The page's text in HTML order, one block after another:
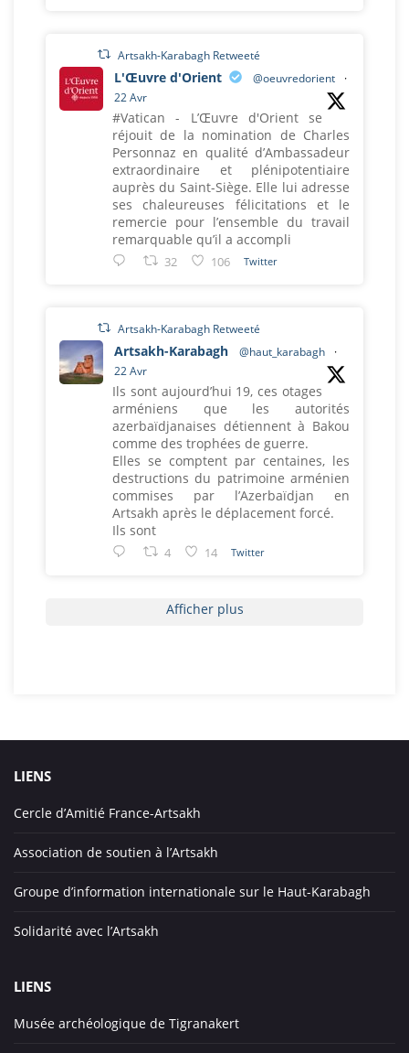
Artsakh-Karabagh Retweeté
L'Œuvre d'Orient @oeuvredorient
·
22 Avr
#Vatican - L’Œuvre d'Orient se
réjouit de la nomination de Charles
Personnaz en qualité d’Ambassadeur
extraordinaire et plénipotentiaire
auprès du Saint-Siège. Elle lui adresse
ses chaleureuses félicitations et le
remercie pour l’ensemble du travail
remarquable qu’il a accompli
32 106 Twitter
Artsakh-Karabagh Retweeté
Artsakh-Karabagh @haut_karabagh
·
22 Avr
Ils sont aujourd’hui 19, ces otages
arméniens que les autorités
azerbaïdjanaises détiennent à Bakou
comme des trophées de guerre.
Elles se comptent par centaines, les
destructions du patrimoine arménien
commises par l’Azerbaïdjan en
Artsakh après le déplacement forcé.
Ils sont
4 14 Twitter
Afficher plus
LIENS
Cercle d’Amitié France-Artsakh
Association de soutien à l’Artsakh
Groupe d’information internationale sur le Haut-Karabagh
Solidarité avec l’Artsakh
LIENS
Musée archéologique de Tigranakert